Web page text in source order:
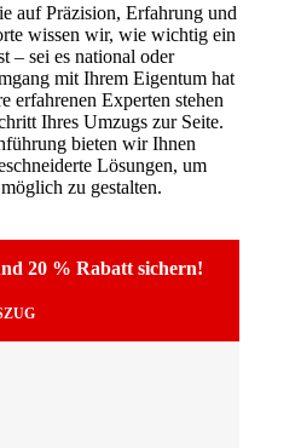
auf Präzision, Erfahrung und
wissen wir, wie wichtig ein
– sei es national oder
mit Ihrem Eigentum hat
erfahrenen Experten stehen
Ihres Umzugs zur Seite.
bieten wir Ihnen
Lösungen, um
zu gestalten.
20 % Rabatt sichern!